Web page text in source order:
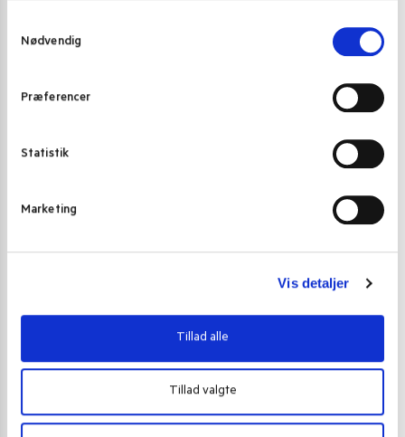
Nødvendig
Præferencer
Statistik
Marketing
Vis detaljer
Tillad alle
Tillad valgte
Oi Ocha Green Tea teabags 20 breve 40 g. Possmei